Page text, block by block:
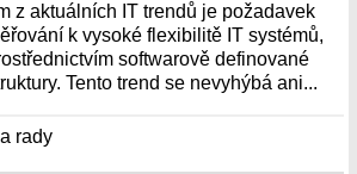
z aktuálních IT trendů je požadavek
k vysoké flexibilitě IT systémů,
softwarově definované
Tento trend se nevyhýbá ani...
rady